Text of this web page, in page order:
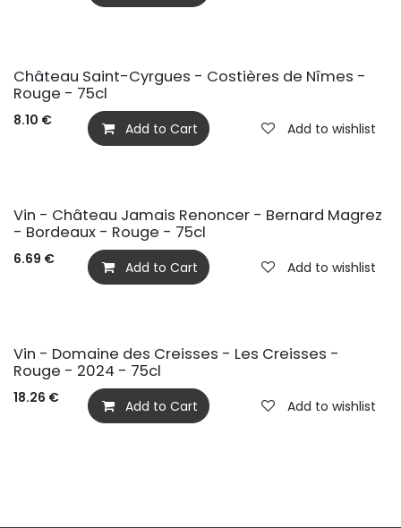
BIO
Château Saint-Cyrgues - Costières de Nîmes -
Rouge - 75cl
8.10 € Add to Cart Add to wishlist
Vin - Château Jamais Renoncer - Bernard Magrez
- Bordeaux - Rouge - 75cl
6.69 € Add to Cart Add to wishlist
Vin - Domaine des Creisses - Les Creisses -
Rouge - 2024 - 75cl
18.26 € Add to Cart Add to wishlist